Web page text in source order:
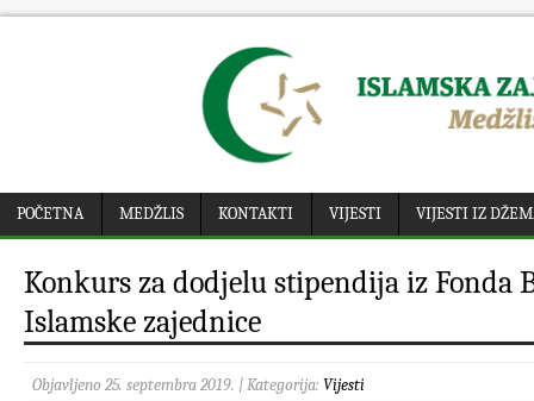
POČETNA MEDŽLIS KONTAKTI VIJESTI VIJESTI IZ
Konkurs za dodjelu stipendija iz Fonda
Islamske zajednice
Objavljeno 25. septembra 2019. | Kategorija: Vijesti